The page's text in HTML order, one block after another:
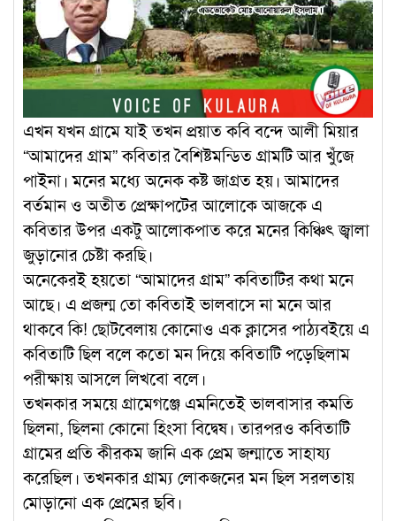
এখন যখন গ্রামে যাই তখন প্রয়াত কবি বন্দে আলী মিয়ার
“আমাদের গ্রাম” কবিতার বৈশিষ্টমন্ডিত গ্রামটি আর খুঁজে
পাইনা। মনের মধ্যে অনেক কষ্ট জাগ্রত হয়। আমাদের
বর্তমান ও অতীত প্রেক্ষাপটের আলোকে আজকে এ
কবিতার উপর একটু আলোকপাত করে মনের কিঞ্চিৎ জ্বালা
জুড়ানোর চেষ্টা করছি।
অনেকেরই হয়তো “আমাদের গ্রাম” কবিতাটির কথা মনে
আছে। এ প্রজন্ম তো কবিতাই ভালবাসে না মনে আর
থাকবে কি! ছোটবেলায় কোনোও এক ক্লাসের পাঠ্যবইয়ে এ
কবিতাটি ছিল বলে কতো মন দিয়ে কবিতাটি পড়েছিলাম
পরীক্ষায় আসলে লিখবো বলে।
তখনকার সময়ে গ্রামেগঞ্জে এমনিতেই ভালবাসার কমতি
ছিলনা, ছিলনা কোনো হিংসা বিদ্বেষ। তারপরও কবিতাটি
গ্রামের প্রতি কীরকম জানি এক প্রেম জন্মাতে সাহায্য
করেছিল। তখনকার গ্রাম্য লোকজনের মন ছিল সরলতায়
মোড়ানো এক প্রেমের ছবি।